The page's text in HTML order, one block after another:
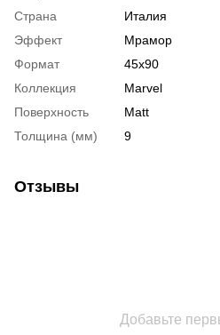
Страна
Италия
Эффект
Мрамор
Формат
45х90
Коллекция
Marvel
Поверхность
Matt
Толщина (мм)
9
Отзывы
Добавьте